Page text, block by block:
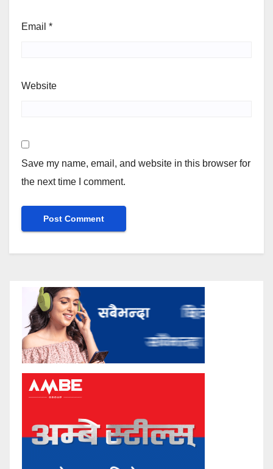
Email *
Website
Save my name, email, and website in this browser for
the next time I comment.